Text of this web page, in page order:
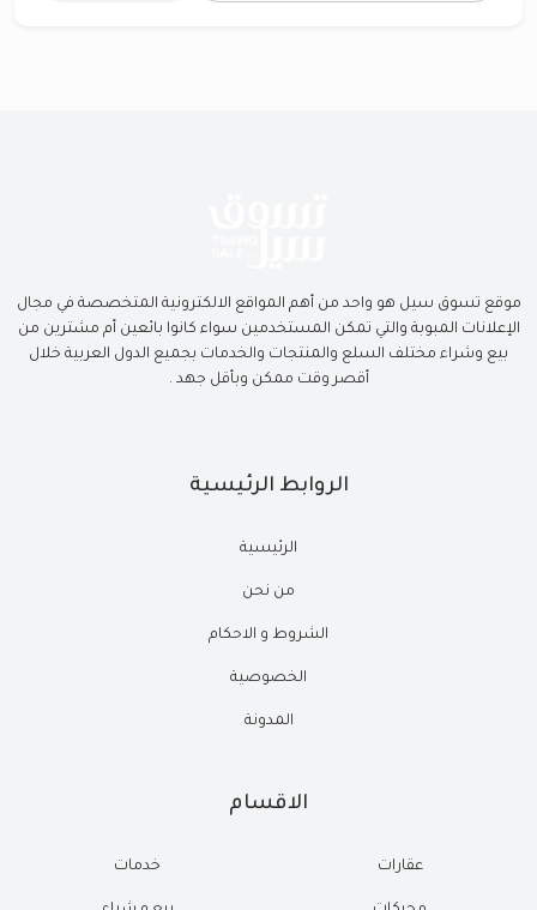
موقع تسوق سيل هو واحد من أهم المواقع الالكترونية المتخصصة في مجال
الإعلانات المبوبة والتي تمكن المستخدمين سواء كانوا بائعين أم مشترين من
بيع وشراء مختلف السلع والمنتجات والخدمات بجميع الدول العربية خلال
أقصر وقت ممكن وبأقل جهد .
الروابط الرئيسية
الرئيسية
من نحن
الشروط و الاحكام
الخصوصية
المدونة
الاقسام
عقارات خدمات